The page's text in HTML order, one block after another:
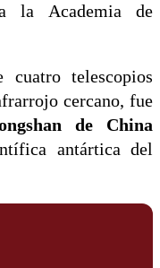
la Academia de
telescopios
cercano, fue
de China
antártica del